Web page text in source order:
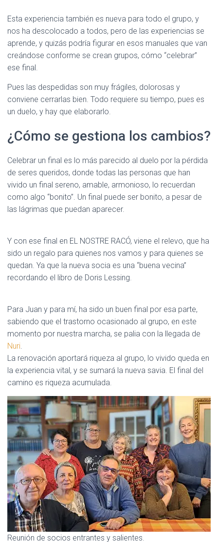
Esta experiencia también es nueva para todo el grupo, y
nos ha descolocado a todos, pero de las experiencias se
aprende, y quizás podría figurar en esos manuales que van
creándose conforme se crean grupos, cómo “celebrar”
ese final.
Pues las despedidas son muy frágiles, dolorosas y
conviene cerrarlas bien. Todo requiere su tiempo, pues es
un duelo, y hay que elaborarlo.
¿Cómo se gestiona los cambios?
Celebrar un final es lo más parecido al duelo por la pérdida
de seres queridos, donde todas las personas que han
vivido un final sereno, amable, armonioso, lo recuerdan
como algo “bonito”. Un final puede ser bonito, a pesar de
las lágrimas que puedan aparecer.
Y con ese final en EL NOSTRE RACÓ, viene el relevo, que ha
sido un regalo para quienes nos vamos y para quienes se
quedan. Ya que la nueva socia es una “buena vecina”
recordando el libro de Doris Lessing.
Para Juan y para mí, ha sido un buen final por esa parte,
sabiendo que el trastorno ocasionado al grupo, en este
momento por nuestra marcha, se palia con la llegada de
Nuri.
La renovación aportará riqueza al grupo, lo vivido queda en
la experiencia vital, y se sumará la nueva savia. El final del
camino es riqueza acumulada.
Reunión de socios entrantes y salientes.